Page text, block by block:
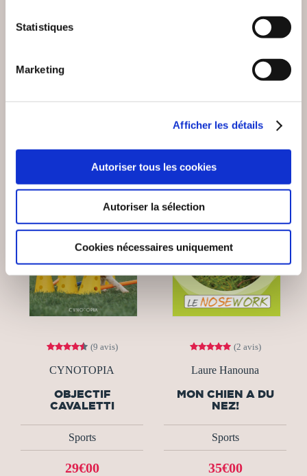
Statistiques
Marketing
Afficher les détails
Autoriser tous les cookies
Autoriser la sélection
Cookies nécessaires uniquement
JUSTE UN COACH DE
29€00
YOG'AGENDA - 365
JOURS DE YOGA
29€90
Coup de
coeur
(9 avis)
CYNOTOPIA
OBJECTIF
CAVALETTI
Sports
29€00
(2 avis)
Laure Hanouna
MON CHIEN A DU
NEZ!
Sports
35€00